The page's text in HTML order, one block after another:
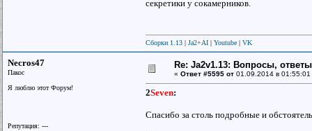
секретики у сокамерников.
Сборки 1.13 | Ja2+AI | Youtube | VK
Necros47
Пакос
Я люблю этот Форум!
Репутация: ---
Re: Ja2v1.13: Вопросы,
« Ответ #5595 от 01.09.2014 в 01:55:01
2Seven:
Спасибо за столь подробные и